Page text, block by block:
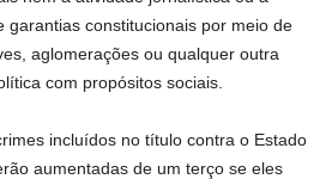
garantias constitucionais por meio de
aglomerações ou qualquer outra
com propósitos sociais.
incluídos no título contra o Estado
aumentadas de um terço se eles